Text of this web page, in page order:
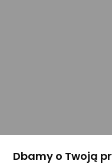
Dbamy o Twoją